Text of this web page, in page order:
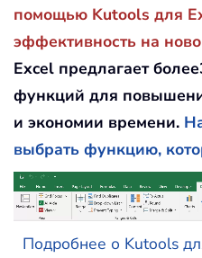
помощью Kutools для
эффективность на
Excel предлагает
функций для
и экономии времени.
выбрать функцию,
Подробнее о Kutools